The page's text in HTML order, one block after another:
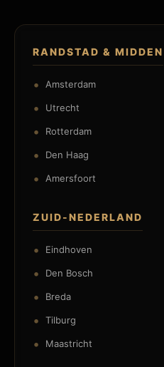
RANDSTAD & MIDDEN
Amsterdam
Utrecht
Rotterdam
Den Haag
Amersfoort
ZUID-NEDERLAND
Eindhoven
Den Bosch
Breda
Tilburg
Maastricht